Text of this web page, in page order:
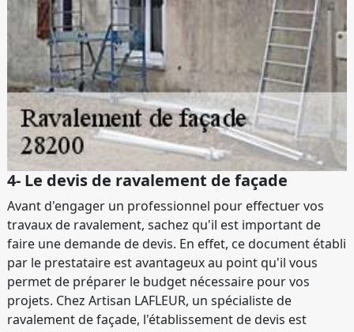
4- Le devis de ravalement de façade
Avant d'engager un professionnel pour effectuer vos
travaux de ravalement, sachez qu'il est important de
faire une demande de devis. En effet, ce document établi
par le prestataire est avantageux au point qu'il vous
permet de préparer le budget nécessaire pour vos
projets. Chez Artisan LAFLEUR, un spécialiste de
ravalement de façade, l'établissement de devis est